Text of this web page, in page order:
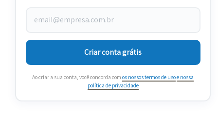
Criar conta grátis
Ao criar a sua conta, você concorda com os nossos termos de usoe nossa
política de privacidade